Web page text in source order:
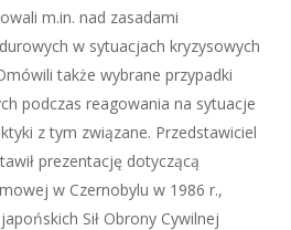
m.in. nad zasadami
w sytuacjach kryzysowych
także wybrane przypadki
podczas reagowania na sytuacje
z tym związane. Przedstawiciel
prezentację dotyczącą
w Czernobylu w 1986 r.,
Sił Obrony Cywilnej